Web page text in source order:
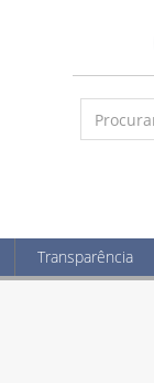
Transparência